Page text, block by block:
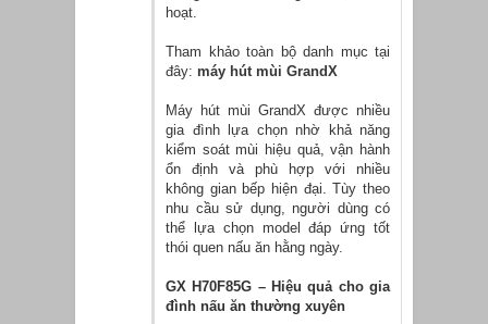
hoạt.
Tham khảo toàn bộ danh mục tại
đây: máy hút mùi GrandX
Máy hút mùi GrandX được nhiều
gia đình lựa chọn nhờ khả năng
kiểm soát mùi hiệu quả, vận hành
ổn định và phù hợp với nhiều
không gian bếp hiện đại. Tùy theo
nhu cầu sử dụng, người dùng có
thể lựa chọn model đáp ứng tốt
thói quen nấu ăn hằng ngày.
GX H70F85G – Hiệu quả cho gia
đình nấu ăn thường xuyên